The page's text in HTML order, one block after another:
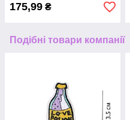
175,99 ₴
Подібні товари компанії